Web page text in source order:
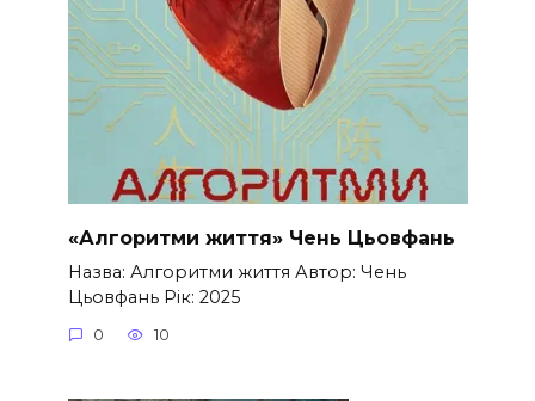
«Алгоритми життя» Чень Цьовфань
Назва: Алгоритми життя Автор: Чень
Цьовфань Рік: 2025
0 10